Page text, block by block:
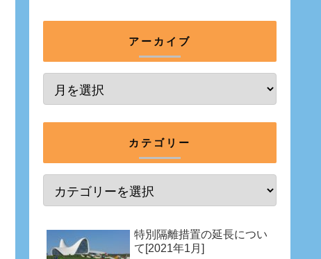
アーカイブ
カテゴリー
特別隔離措置の延長につい
て[2021年1月]